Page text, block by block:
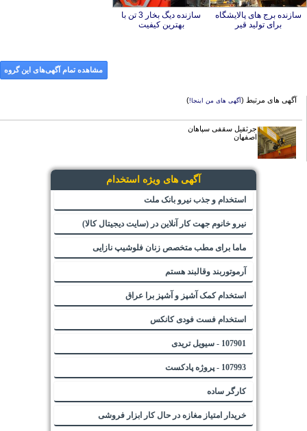
سازنده برج های پالایشگاه
برای تولید قیر
سازنده دیگ بخار 3 تن با
بهترین کیفیت
مشاهده تمام آگهی‌های این گروه
آگهی های مرتبط (آگهی های من اینجا!)
جرثقیل سقفی سپاهان
اصفهان
آگهی های ویژه استخدام
استخدام و جذب نیرو بانک ملت
نیرو خانوم جهت کار آنلاین در (سایت دیجیتال کالا)
ماما برای مطب متخصص زنان فلوشیپ نازایی
آرموتوربند وقالبند هستم
استخدام کمک آشپز و آشپز برا عراق
استخدام فست فودی کانکس
107901 - سیویل تریدی
107993 - پروژه پادکست
کارگر ساده
خریدار امتیاز مغازه در حال کار ابزار فروشی